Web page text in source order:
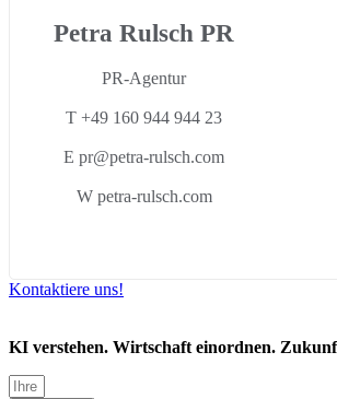
Petra Rulsch PR
PR-Agentur
T +49 160 944 944 23
E pr@petra-rulsch.com
W petra-rulsch.com
Kontaktiere uns!
KI verstehen. Wirtschaft einordnen.